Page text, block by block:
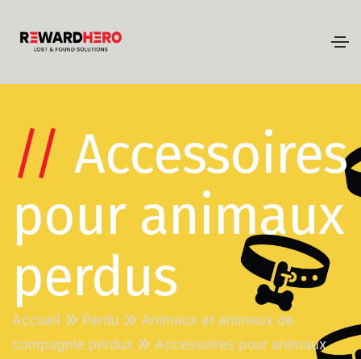
// Accessoires
pour animaux
perdus
Accueil Perdu
Animaux et animaux de
compagnie perdus
Accessoires pour animaux